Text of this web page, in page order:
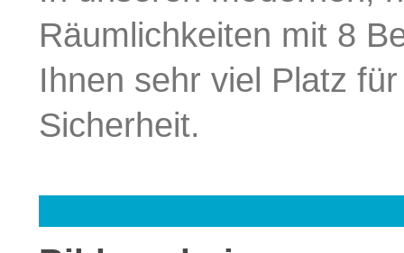
Räumlichkeiten mit 8
Ihnen sehr viel Platz
Sicherheit.